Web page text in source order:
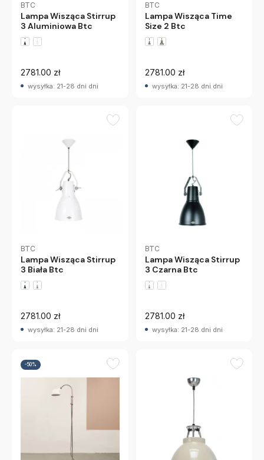
BTC
Lampa Wisząca Stirrup
3 Aluminiowa Btc
2781.00 zł
wysyłka: 21-28 dni dni
BTC
Lampa Wisząca Time
Size 2 Btc
2781.00 zł
wysyłka: 21-28 dni dni
BTC
Lampa Wisząca Stirrup
3 Biała Btc
2781.00 zł
wysyłka: 21-28 dni dni
BTC
Lampa Wisząca Stirrup
3 Czarna Btc
2781.00 zł
wysyłka: 21-28 dni dni
-50%